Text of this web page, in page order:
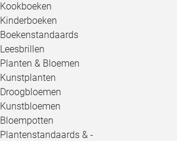
Kookboeken
Kinderboeken
Boekenstandaards
Leesbrillen
Planten & Bloemen
Kunstplanten
Droogbloemen
Kunstbloemen
Bloempotten
Plantenstandaards & -